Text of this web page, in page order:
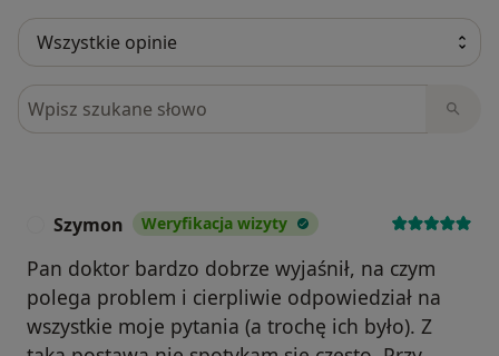
Szukaj w opiniach
Szymon Weryfikacja wizyty
Pan doktor bardzo dobrze wyjaśnił, na czym
polega problem i cierpliwie odpowiedział na
wszystkie moje pytania (a trochę ich było). Z